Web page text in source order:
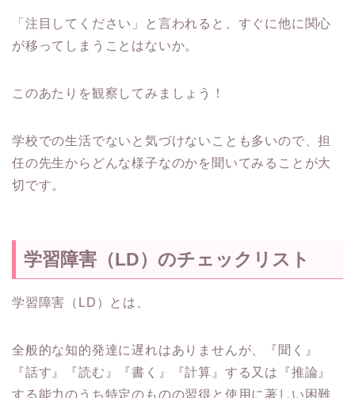
「注目してください」と言われると、すぐに他に関心
が移ってしまうことはないか。
このあたりを観察してみましょう！
学校での生活でないと気づけないことも多いので、担
任の先生からどんな様子なのかを聞いてみることが大
切です。
学習障害（LD）のチェックリスト
学習障害（LD）とは、
全般的な知的発達に遅れはありませんが、『聞く』
『話す』『読む』『書く』『計算』する又は『推論』
する能力のうち特定のものの習得と使用に著しい困難